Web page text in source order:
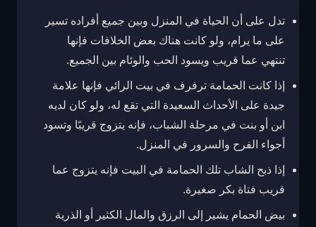
تدل على أن الحياة في المنزل وبين جميع أفراده تسير
على ما يرام، ولو كانت هناك بعض الخلافات فإنها
تنتهي عما قريب ويسود الحب والوئام بين الجميع.
إذا كانت الحمامة ترفرف في بيت الرائي فإنها علامة
جيدة على الأحداث السعيدة التي تقع له، ولو كان لديه
ابن أو بنت في مرحلة الشباب، فإنه يتزوج قريبًا وتسود
أجواء الفرح والسرور في المنزل.
إذا ذبح الشاب تلك الحمامة في البيت فإنه يتزوج عما
قريب فتاة بكر صغيرة.
بيض الحمام يشير إلى الرزق والمال الكثير أو الذرية